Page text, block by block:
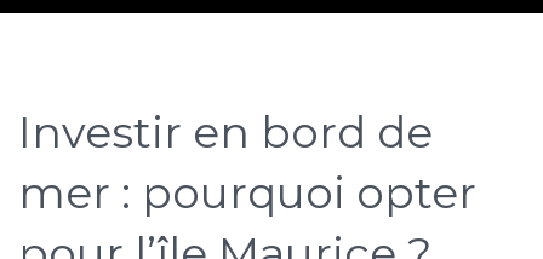
Investir en bord de
mer : pourquoi opter